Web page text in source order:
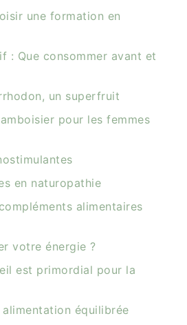
une formation en
: Que consommer avant et
un superfruit
pour les femmes
en naturopathie
alimentaires
votre énergie ?
est primordial pour la
équilibrée